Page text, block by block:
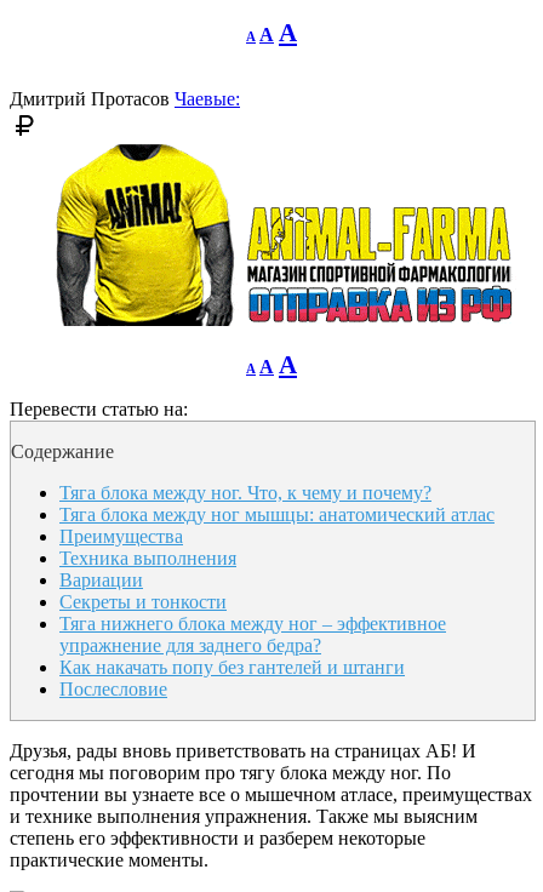
A
Decrease
font
A Reset
font
A
Дмитрий Протасов Чаевые:
A
Decrease
font
A Reset
font
A
size.
Перевести статью на:
Содержание
Тяга блока между ног. Что, к чему и почему?
Тяга блока между ног мышцы: анатомический атлас
Преимущества
Техника выполнения
Вариации
Секреты и тонкости
Тяга нижнего блока между ног – эффективное
упражнение для заднего бедра?
Как накачать попу без гантелей и штанги
Послесловие
Друзья, рады вновь приветствовать на страницах АБ! И
сегодня мы поговорим про тягу блока между ног. По
прочтении вы узнаете все о мышечном атласе, преимуществах
и технике выполнения упражнения. Также мы выясним
степень его эффективности и разберем некоторые
практические моменты.